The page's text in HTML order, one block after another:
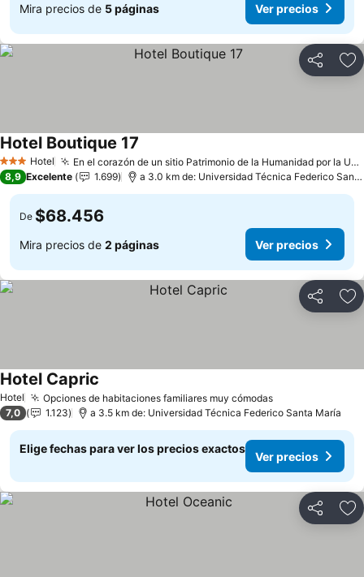
Mira precios de 5 páginas Ver precios
Compartir
3 Estrellas
Hotel En el corazón de un sitio Patrimonio de la Humanidad por la UNESCO
Hotel Boutique 17
8,9 Excelente 1.699 a 3.0 km de: Universidad Técnica Federico Santa María
De $68.456
Mira precios de 2 páginas Ver precios
Compartir
Hotel Opciones de habitaciones familiares muy cómodas
Hotel Capric
7,0 1.123 a 3.5 km de: Universidad Técnica Federico Santa María
Elige fechas para ver los precios exactos
Ver precios
Compartir